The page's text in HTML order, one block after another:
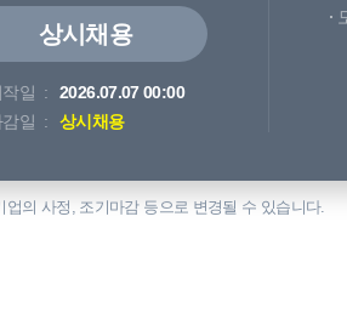
상시채용
작일
2026.07.07 00:00
감일
상시채용
업의 사정, 조기마감 등으로 변경될 수 있습니다.